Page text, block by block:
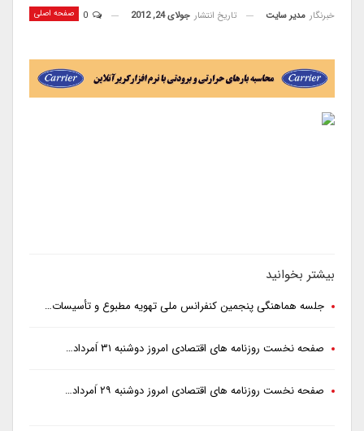
صفحه اصلی خبرنگار مدیر سایت تاریخ انتشار جولای 24, 2012
بیشتر بخوانید
جلسه هماهنگی پنجمین کنفرانس ملی تهویه مطبوع و تأسیسات…
صفحه نخست روزنامه های اقتصادی امروز دوشنبه ۳۱ اَمرداد…
صفحه نخست روزنامه های اقتصادی امروز دوشنبه ۲۹ اَمرداد…